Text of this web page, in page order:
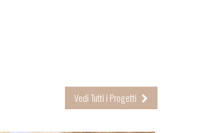
Vedi Tutti i Progetti